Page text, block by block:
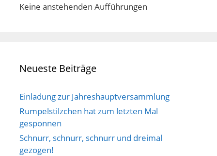
Keine anstehenden Aufführungen
Neueste Beiträge
Einladung zur Jahreshauptversammlung
Rumpelstilzchen hat zum letzten Mal
gesponnen
Schnurr, schnurr, schnurr und dreimal
gezogen!